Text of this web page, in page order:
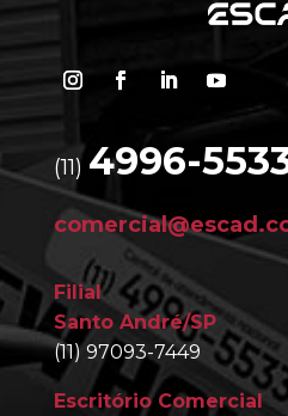
(11) 4996-
Filial
Santo André/SP
(11) 97093-7449
Escritório Comercial